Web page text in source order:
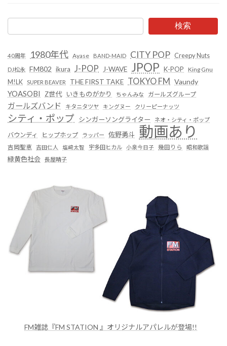
検索
40周年 1980年代 Ayase BAND-MAID CITY POP Creepy Nuts
DJ松永 FM802 ikura J-POP J-WAVE JPOP K-POP
King Gnu
M!LK
SUPER BEAVER THE FIRST TAKE TOKYO FM Vaundy
YOASOBI Z世代 いきものがかり ちゃんみな ガールズグループ
ガールズバンド キタニタツヤ キングヌー クリーピーナッツ
シティ・ポップ シンガーソングライター ネオ・シティ・ポップ
バウンディ ヒップホップ ラッパー 佐野勇斗 動画あり
吉岡聖恵 吉田仁人 塩﨑太智 宇多田ヒカル 小泉今日子 幾田りら 昭和歌謡
緑黄色社会 長屋晴子
FM雑誌『FM STATION 』オリジナルアパレルが登場!!